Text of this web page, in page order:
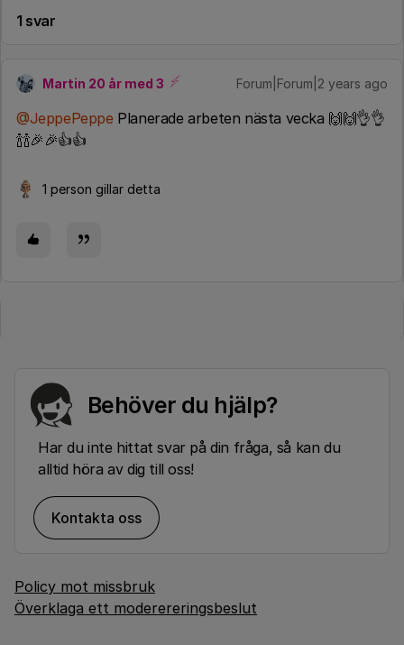
1 svar
Martin 20 år med 3 Forum|Forum|2 years ago
@JeppePeppePlanerade arbeten nästa vecka 🙌🙌👌👌
🍾🍾🎉🎉👍👍
1 person gillar detta
Behöver du hjälp?
Har du inte hittat svar på din fråga, så kan du
alltid höra av dig till oss!
Kontakta oss
Policy mot missbruk
Överklaga ett moderereringsbeslut